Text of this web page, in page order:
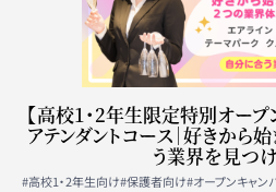
【高校1･2年生限定特別オープ
アテンダントコース｜好きから
う業界を見つけ
#高校1・2年生向け#保護者向け#オープンキャン